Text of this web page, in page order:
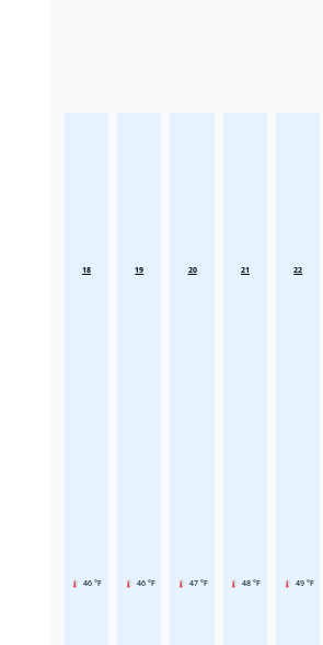
18
46 °F
19
46 °F
20
47 °F
21
48 °F
22
49 °F